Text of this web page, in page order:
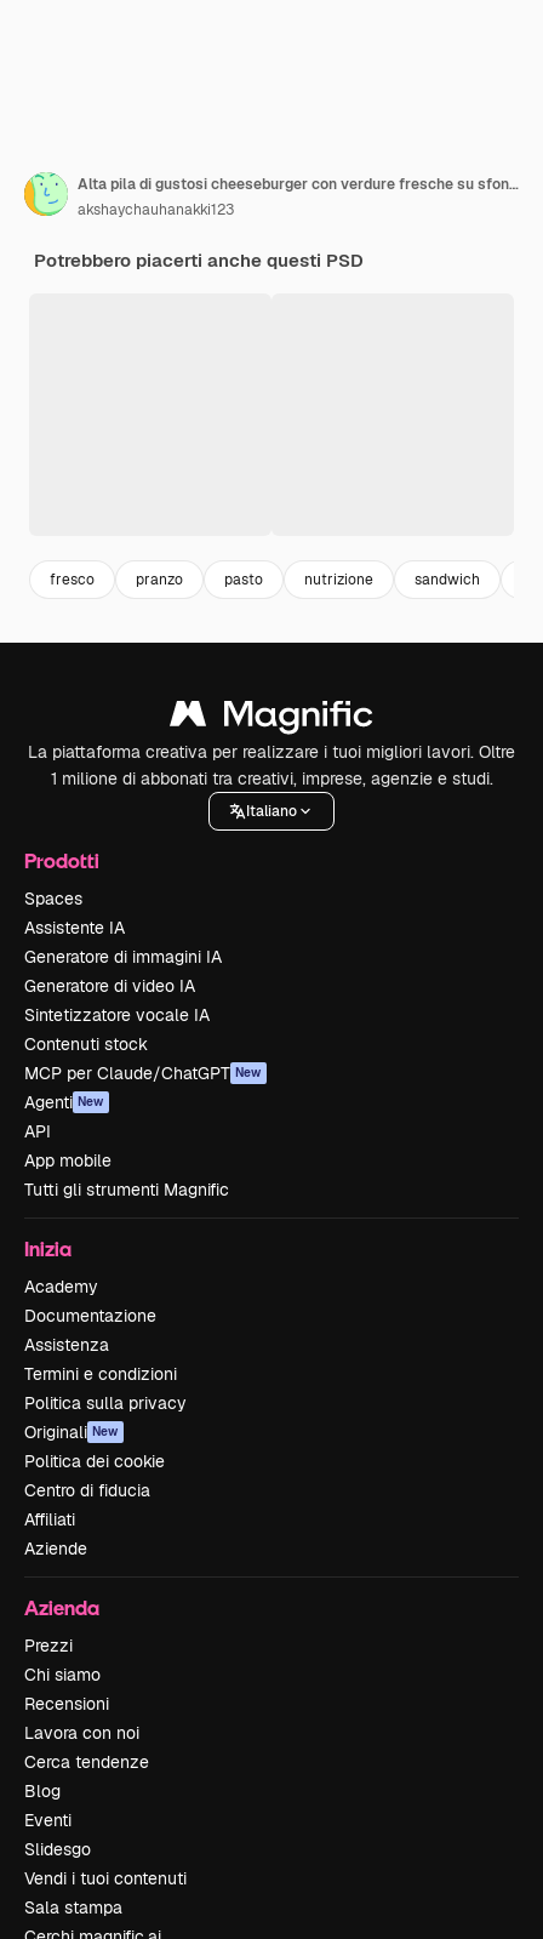
Alta pila di gustosi cheeseburger con verdure fresche su sfondo trasparente png psd
akshaychauhanakki123
Potrebbero piacerti anche questi PSD
fresco pranzo pasto nutrizione sandwich
La piattaforma creativa per realizzare i tuoi migliori lavori. Oltre
1 milione di abbonati tra creativi, imprese, agenzie e studi.
Italiano
Prodotti
Spaces
Assistente IA
Generatore di immagini IA
Generatore di video IA
Sintetizzatore vocale IA
Contenuti stock
MCP per Claude/ChatGPT New
Agenti New
API
App mobile
Tutti gli strumenti Magnific
Inizia
Academy
Documentazione
Assistenza
Termini e condizioni
Politica sulla privacy
Originali New
Politica dei cookie
Centro di fiducia
Affiliati
Aziende
Azienda
Prezzi
Chi siamo
Recensioni
Lavora con noi
Cerca tendenze
Blog
Eventi
Slidesgo
Vendi i tuoi contenuti
Sala stampa